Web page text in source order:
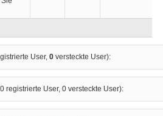
User,0 versteckte User):
0 registrierte User,0 versteckte User):